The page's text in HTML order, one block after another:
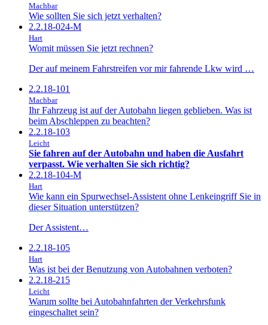
Machbar
Wie sollten Sie sich jetzt verhalten?
2.2.18-024-M
Hart
Womit müssen Sie jetzt rechnen?
Der auf meinem Fahrstreifen vor mir fahrende Lkw wird …
2.2.18-101
Machbar
Ihr Fahrzeug ist auf der Autobahn liegen geblieben. Was ist
beim Abschleppen zu beachten?
2.2.18-103
Leicht
Sie fahren auf der Autobahn und haben die Ausfahrt
verpasst. Wie verhalten Sie sich richtig?
2.2.18-104-M
Hart
Wie kann ein Spurwechsel-Assistent ohne Lenkeingriff Sie in
dieser Situation unterstützen?
Der Assistent…
2.2.18-105
Hart
Was ist bei der Benutzung von Autobahnen verboten?
2.2.18-215
Leicht
Warum sollte bei Autobahnfahrten der Verkehrsfunk
eingeschaltet sein?